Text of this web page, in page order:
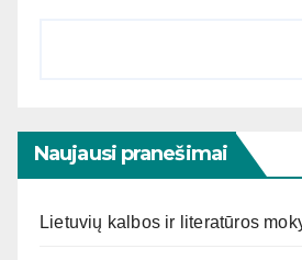
Naujausi pranešimai
Lietuvių kalbos ir literatūros